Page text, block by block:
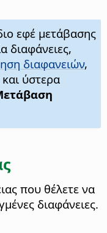
εφέ μετάβασης
διαφάνειες,
διαφανειών,
και ύστερα
που θέλετε να
διαφάνειες.